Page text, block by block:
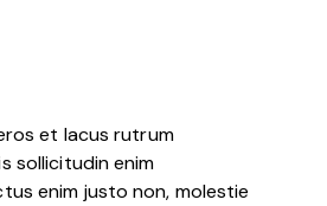
et lacus rutrum
sollicitudin enim
enim justo non, molestie